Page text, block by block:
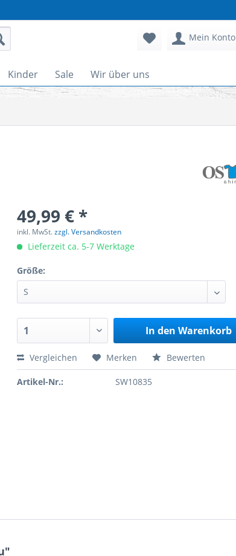
Mein Konto
Kinder Sale Wir über uns
49,99 € *
inkl. MwSt.zzgl. Versandkosten
Lieferzeit ca. 5-7 Werktage
Größe:
In den Warenkorb
Vergleichen Merken Bewerten
Artikel-Nr.: SW10835